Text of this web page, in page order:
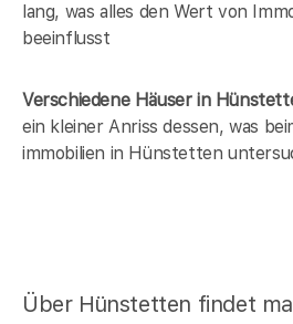
lang, was alles den Wert von
beeinflusst
Verschiedene Häuser in
ein kleiner Anriss dessen, was
immobilien in Hünstetten
Über Hünstetten findet